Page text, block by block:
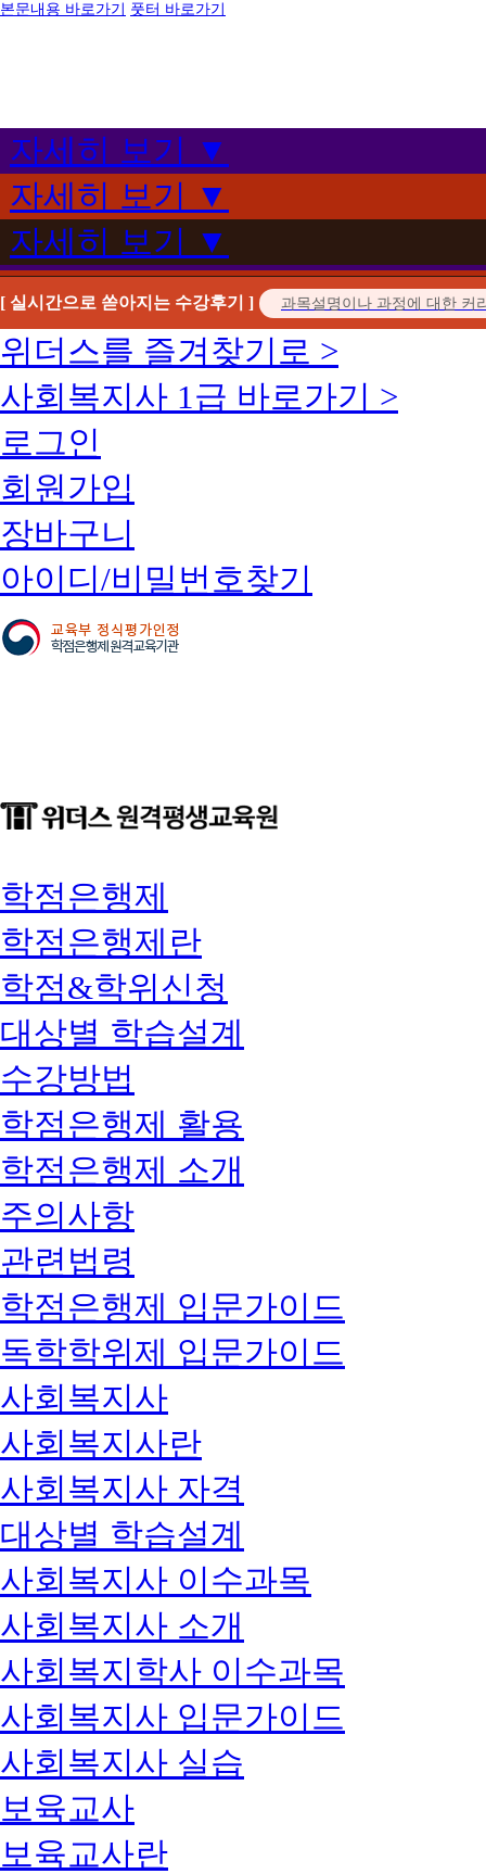
본문내용 바로가기 풋터 바로가기
자세히 보기 ▼
자세히 보기 ▼
자세히 보기 ▼
[ 실시간으로 쏟아지는 수강후기 ]
위더스를 즐겨찾기로 >
사회복지사 1급 바로가기 >
로그인
회원가입
장바구니
아이디/비밀번호찾기
학점은행제
학점은행제란
학점&학위신청
대상별 학습설계
수강방법
학점은행제 활용
학점은행제 소개
주의사항
관련법령
학점은행제 입문가이드
독학학위제 입문가이드
사회복지사
사회복지사란
사회복지사 자격
대상별 학습설계
사회복지사 이수과목
사회복지사 소개
사회복지학사 이수과목
사회복지사 입문가이드
사회복지사 실습
보육교사
보육교사란